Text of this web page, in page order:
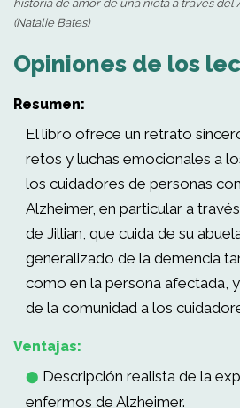
historia de amor de una nieta a través del
(Natalie Bates)
Opiniones de los
Resumen:
El libro ofrece un retrato
retos y luchas emocionales a
los cuidadores de personas
Alzheimer, en particular a
de Jillian, que cuida de su
generalizado de la demencia
como en la persona afectada,
de la comunidad a los
Ventajas:
⬤ Descripción realista de la
enfermos de Alzheimer.